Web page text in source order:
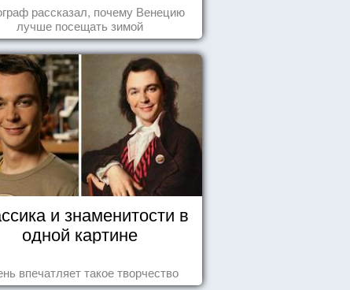
рассказал, почему Венецию
лучше посещать зимой
и знаменитости в
одной картине
впечатляет такое творчество